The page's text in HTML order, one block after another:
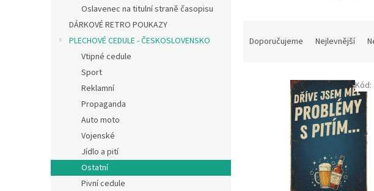
Oslavenec na titulní straně časopisu
DÁRKOVÉ RETRO POUKAZY
PLECHOVÉ CEDULE - ČESKOSLOVENSKO
Vtipné cedule
Sport
Reklamní
Propaganda
Auto moto
Vojenské
Jídlo a pití
Ostatní
Pivní cedule
Doporučujeme Nejlevnější
Kód: